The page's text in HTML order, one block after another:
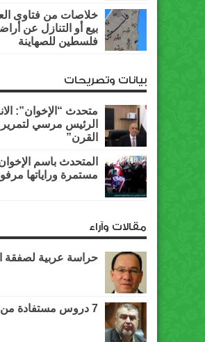
خلاصات من فتاوى
بيع أو التنازل عن
فلسطين للصهاينة
بيانات وتصريحات
متحدث “الإخوان”:
الرئيس مرسي
القرن”
المتحدث باسم
مستمرة وراياتها
مقالات وآراء
حراسة عربية لصفقة
7 دروس مستفادة من ثورة يناير